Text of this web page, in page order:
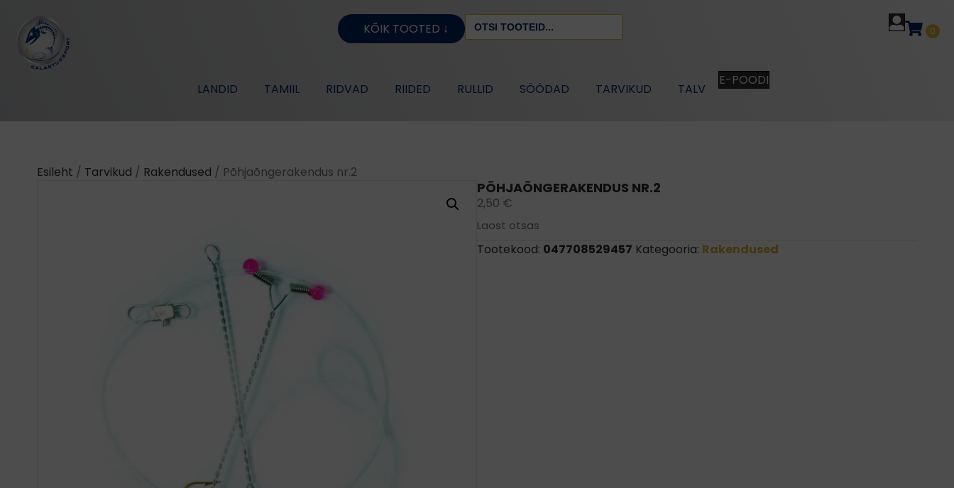
KÕIK TOOTED ↓
Search
for: 0
LANDID TAMIIL RIDVAD RIIDED RULLID SÖÖDAD TARVIKUD TALV
E-POODI
Esileht / Tarvikud / Rakendused / Põhjaõngerakendus nr.2
PÕHJAÕNGERAKENDUS NR.2
2,50 €
Laost otsas
Tootekood: 047708529457 Kategooria: Rakendused